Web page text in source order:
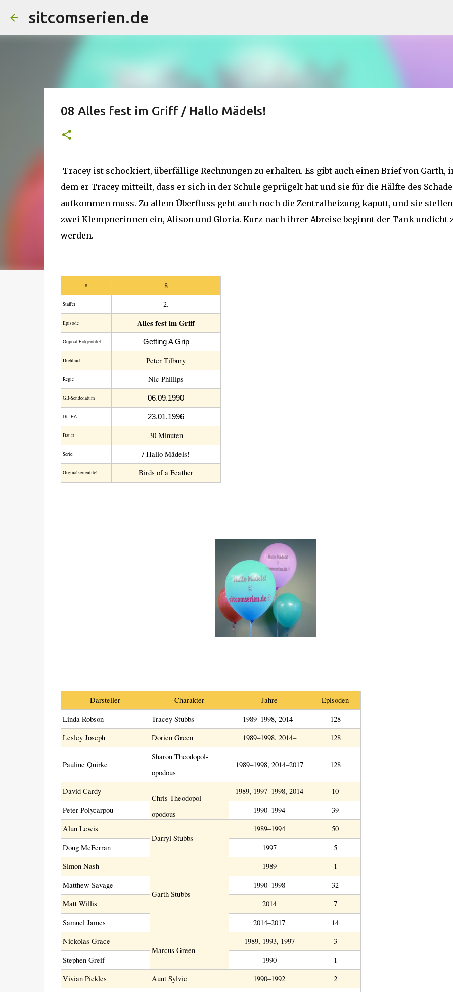
sitcomserien.de
08 Alles fest im Griff / Hallo Mädels!
Tracey ist schockiert, überfällige Rechnungen zu erhalten. Es gibt auch einen Brief von Garth,
dem er Tracey mitteilt, dass er sich in der Schule geprügelt hat und sie für die Hälfte des
aufkommen muss. Zu allem Überfluss geht auch noch die Zentralheizung kaputt, und sie stellen
zwei Klempnerinnen ein, Alison und Gloria. Kurz nach ihrer Abreise beginnt der Tank undicht
werden.
# 8
Staffel 2.
Episode Alles fest im Griff
Orginal Folgentitel Getting A Grip
Drehbuch Peter Tilbury
Regie Nic Phillips
GB-Sendedatum 06.09.1990
Dt. EA 23.01.1996
Dauer 30 Minuten
Serie: / Hallo Mädels!
Orginalserientitel Birds of a Feather
Darsteller Charakter Jahre
Episoden
Linda Robson
Tracey Stubbs 1989–1998, 2014–
128
Lesley Joseph
Dorien Green 1989–1998, 2014– 128
Pauline Quirke
Sharon Theodopol-
opodous
1989–1998, 2014–2017 128
David Cardy
Chris Theodopol-
opodous
1989, 1997–1998, 2014
10
Peter Polycarpou
1990–1994
39
Alun Lewis
Darryl Stubbs
1989–1994
50
Doug McFerran
1997
5
Simon Nash
Garth Stubbs
1989
1
Matthew Savage
1990–1998
32
Matt Willis
2014
7
Samuel James
2014–2017
14
Nickolas Grace
Marcus Green
1989, 1993, 1997
3
Stephen Greif
1990
1
Vivian Pickles
Aunt Sylvie 1990–1992
2